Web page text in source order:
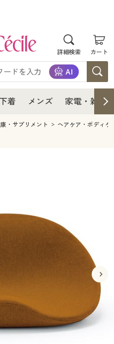
詳細検索 カート
着 メンズ 家電・雑貨
・サプリメント ヘアケア・ボディケ